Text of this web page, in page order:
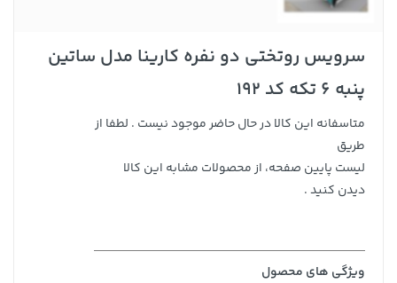
سرویس روتختی دو نفره کارینا مدل ساتین
پنبه 6 تکه کد 192
متاسفانه این کالا در حال حاضر موجود نیست . لطفا از
طریق
لیست پایین صفحه، از محصولات مشابه این کالا
دیدن کنید .
ویژگی های محصول